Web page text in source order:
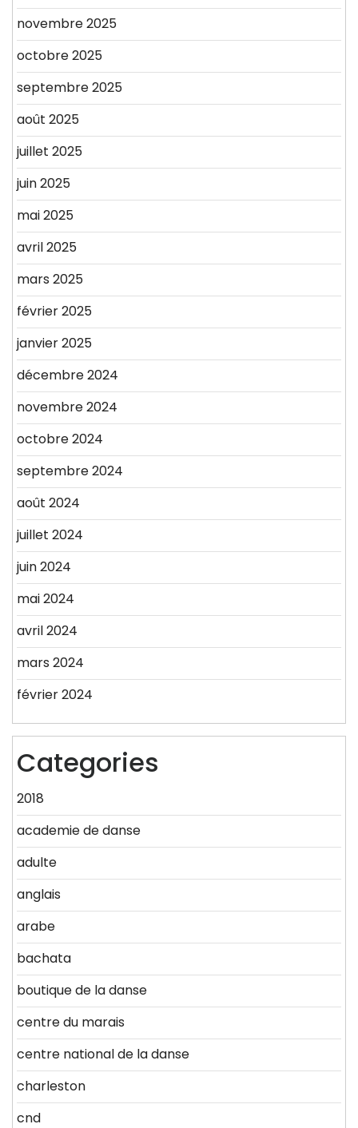
novembre 2025
octobre 2025
septembre 2025
août 2025
juillet 2025
juin 2025
mai 2025
avril 2025
mars 2025
février 2025
janvier 2025
décembre 2024
novembre 2024
octobre 2024
septembre 2024
août 2024
juillet 2024
juin 2024
mai 2024
avril 2024
mars 2024
février 2024
Categories
2018
academie de danse
adulte
anglais
arabe
bachata
boutique de la danse
centre du marais
centre national de la danse
charleston
cnd